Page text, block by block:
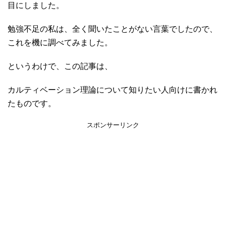
目にしました。
勉強不足の私は、全く聞いたことがない言葉でしたので、
これを機に調べてみました。
というわけで、この記事は、
カルティベーション理論について知りたい人向けに書かれ
たものです。
スポンサーリンク